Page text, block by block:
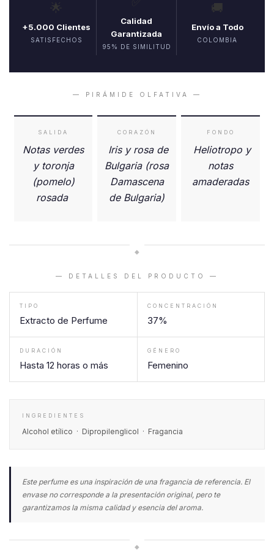
🌟
+5.000 Clientes
SATISFECHOS
Calidad
Garantizada
95% DE SIMILITUD
🚚
Envío a Todo
COLOMBIA
— PIRÁMIDE OLFATIVA —
SALIDA
Notas verdes
y toronja
(pomelo)
rosada
CORAZÓN
Iris y rosa de
Bulgaria (rosa
Damascena
de Bulgaria)
FONDO
Heliotropo y
notas
amaderadas
◆
— DETALLES DEL PRODUCTO —
TIPO
Extracto de Perfume
CONCENTRACIÓN
37%
DURACIÓN
Hasta 12 horas o más
GÉNERO
Femenino
INGREDIENTES
Alcohol etílico · Dipropilenglicol · Fragancia
Este perfume es una inspiración de una fragancia de referencia. El
envase no corresponde a la presentación original, pero te
garantizamos la misma calidad y esencia del aroma.
◆